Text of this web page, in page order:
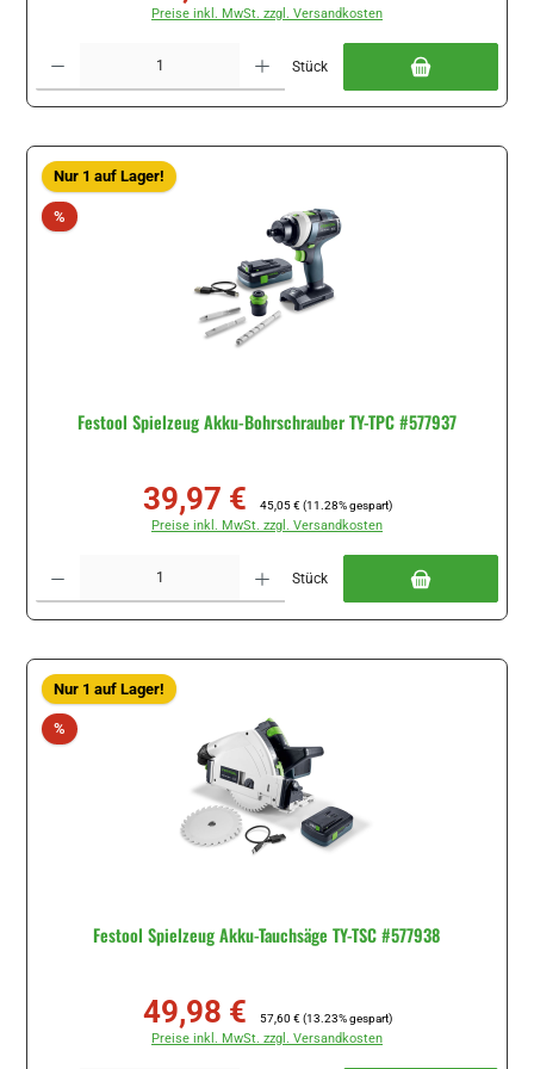
Preise inkl. MwSt. zzgl. Versandkosten
Stück
Nur 1 auf Lager!
%Rabatt
Festool Spielzeug Akku-Bohrschrauber TY-TPC #577937
Verkaufspreis:
39,97 € Regulärer Preis:
45,05 € (11.28% gespart)
Preise inkl. MwSt. zzgl. Versandkosten
Stück
Nur 1 auf Lager!
%Rabatt
Festool Spielzeug Akku-Tauchsäge TY-TSC #577938
Verkaufspreis:
49,98 € 57,60 € (13.23% gespart)
Preise inkl. MwSt. zzgl. Versandkosten